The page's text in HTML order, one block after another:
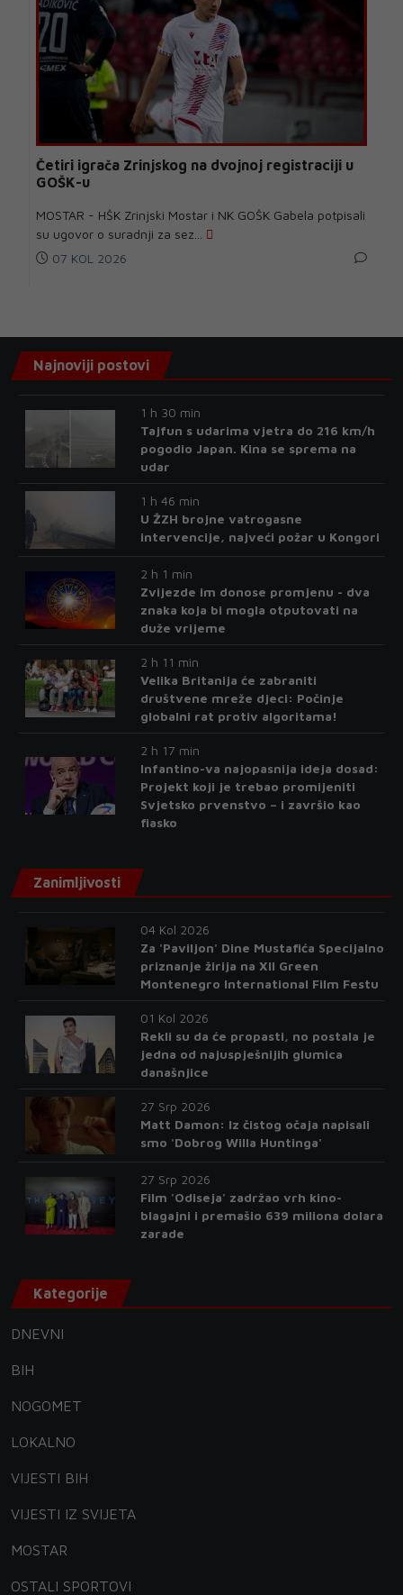
Četiri igrača Zrinjskog na dvojnoj registraciji u
GOŠK-u
MOSTAR - HŠK Zrinjski Mostar i NK GOŠK Gabela potpisali
su ugovor o suradnji za sez...
07 KOL 2026
Najnoviji postovi
1 h 30 min
Tajfun s udarima vjetra do 216 km/h
pogodio Japan. Kina se sprema na
udar
1 h 46 min
U ŽZH brojne vatrogasne
intervencije, najveći požar u Kongori
2 h 1 min
Zvijezde im donose promjenu - dva
znaka koja bi mogla otputovati na
duže vrijeme
2 h 11 min
Velika Britanija će zabraniti
društvene mreže djeci: Počinje
globalni rat protiv algoritama!
2 h 17 min
Infantino-va najopasnija ideja dosad:
Projekt koji je trebao promijeniti
Svjetsko prvenstvo – i završio kao
fiasko
Zanimljivosti
04 Kol 2026
Za 'Paviljon' Dine Mustafića Specijalno
priznanje žirija na XII Green
Montenegro International Film Festu
01 Kol 2026
Rekli su da će propasti, no postala je
jedna od najuspješnijih glumica
današnjice
27 Srp 2026
Matt Damon: Iz čistog očaja napisali
smo 'Dobrog Willa Huntinga'
27 Srp 2026
Film 'Odiseja' zadržao vrh kino-
blagajni i premašio 639 miliona dolara
zarade
Kategorije
DNEVNI
BIH
NOGOMET
LOKALNO
VIJESTI BIH
VIJESTI IZ SVIJETA
MOSTAR
OSTALI SPORTOVI